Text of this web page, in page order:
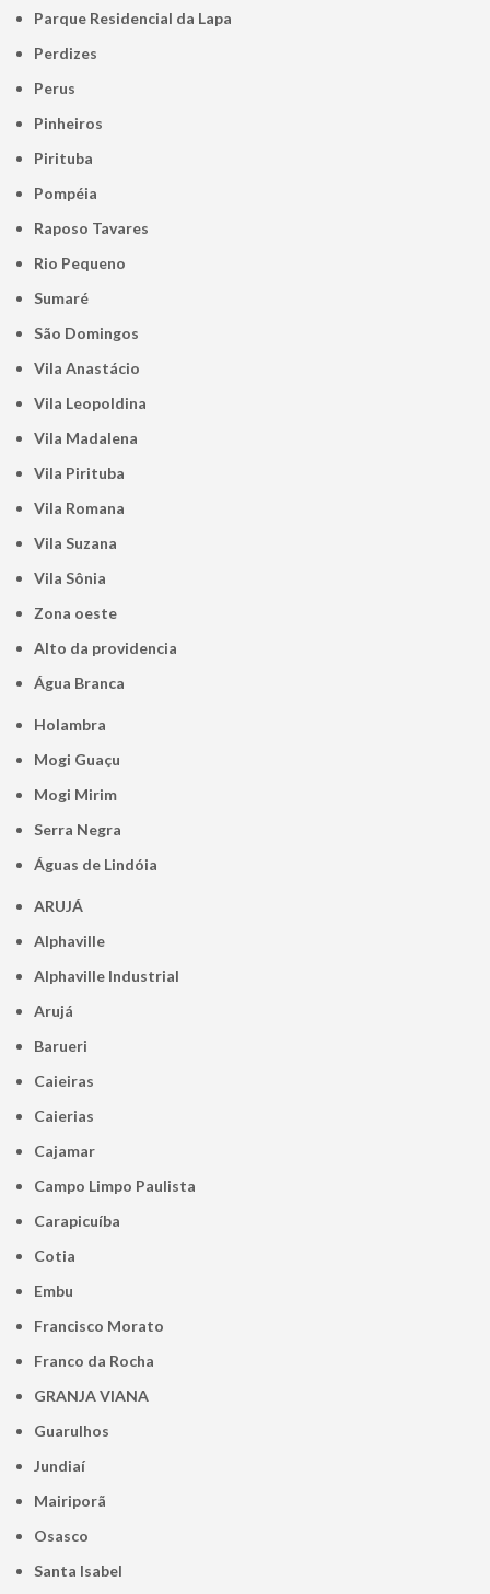
Parque Residencial da Lapa
Perdizes
Perus
Pinheiros
Pirituba
Pompéia
Raposo Tavares
Rio Pequeno
Sumaré
São Domingos
Vila Anastácio
Vila Leopoldina
Vila Madalena
Vila Pirituba
Vila Romana
Vila Suzana
Vila Sônia
Zona oeste
alto da providencia
Água Branca
Holambra
Mogi Guaçu
Mogi Mirim
Serra Negra
Águas de Lindóia
ARUJÁ
Alphaville
Alphaville Industrial
Arujá
Barueri
Caieiras
Caierias
Cajamar
Campo Limpo Paulista
Carapicuíba
Cotia
Embu
Francisco Morato
Franco da Rocha
GRANJA VIANA
Guarulhos
Jundiaí
Mairiporã
Osasco
Santa Isabel